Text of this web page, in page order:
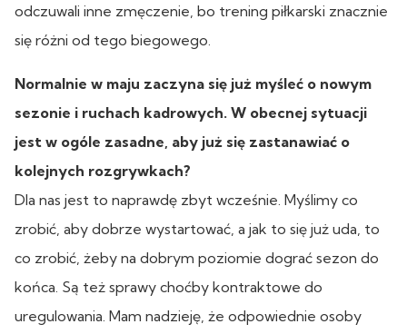
odczuwali inne zmęczenie, bo trening piłkarski znacznie
się różni od tego biegowego.
Normalnie w maju zaczyna się już myśleć o nowym
sezonie i ruchach kadrowych. W obecnej sytuacji
jest w ogóle zasadne, aby już się zastanawiać o
kolejnych rozgrywkach?
Dla nas jest to naprawdę zbyt wcześnie. Myślimy co
zrobić, aby dobrze wystartować, a jak to się już uda, to
co zrobić, żeby na dobrym poziomie dograć sezon do
końca. Są też sprawy choćby kontraktowe do
uregulowania. Mam nadzieję, że odpowiednie osoby